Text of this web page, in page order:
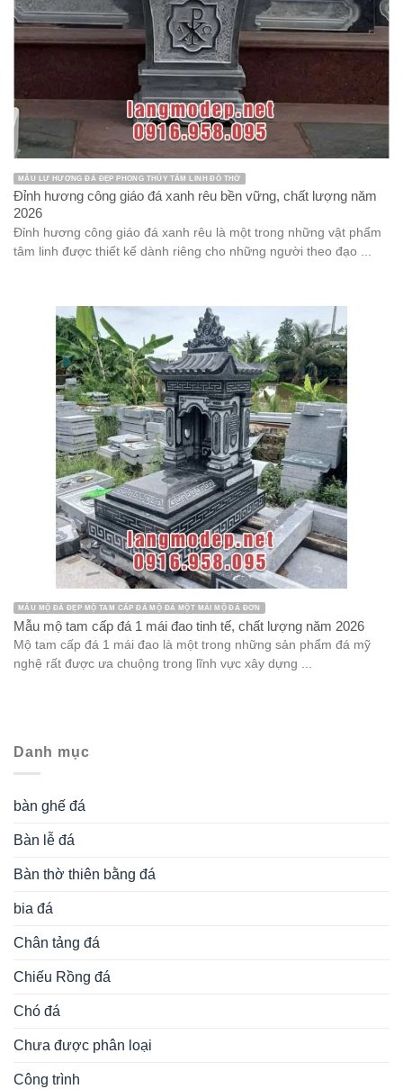
MẪU LƯ HƯƠNG ĐÁ ĐẸP PHONG THỦY TÂM LINH ĐỒ THỜ
Đỉnh hương công giáo đá xanh rêu bền vững, chất lượng năm
2026
Đỉnh hương công giáo đá xanh rêu là một trong những vật phẩm
tâm linh được thiết kế dành riêng cho những người theo đạo ...
MẪU MỘ ĐÁ ĐẸP MỘ TAM CẤP ĐÁ MỘ ĐÁ MỘT MÁI MỘ ĐÁ ĐƠN
Mẫu mộ tam cấp đá 1 mái đao tinh tế, chất lượng năm 2026
Mộ tam cấp đá 1 mái đao là một trong những sản phẩm đá mỹ
nghệ rất được ưa chuộng trong lĩnh vực xây dựng ...
Danh mục
bàn ghế đá
Bàn lễ đá
Bàn thờ thiên bằng đá
bia đá
Chân tảng đá
Chiếu Rồng đá
Chó đá
Chưa được phân loại
Công trình